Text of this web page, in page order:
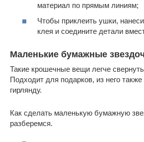
материал по прямым линиям;
Чтобы приклеить ушки,
клея и соедините детали
Маленькие бумажные
Такие крошечные вещи легче
Подходит для подарков, из него
гирлянду.
Как сделать маленькую бумажную
разберемся.